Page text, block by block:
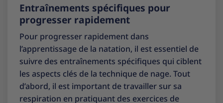
Entraînements spécifiques pour
progresser rapidement
Pour progresser rapidement dans
l’apprentissage de la natation, il est essentiel de
suivre des entraînements spécifiques qui ciblent
les aspects clés de la technique de nage. Tout
d’abord, il est important de travailler sur sa
respiration en pratiquant des exercices de